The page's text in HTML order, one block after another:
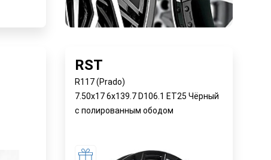
RST
R117 (Prado)
7.50x17 6x139.7 D106.1 ET25 Чёрный
с полированным ободом